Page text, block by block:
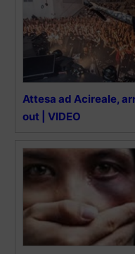
Attesa ad Acireale,
out | VIDEO